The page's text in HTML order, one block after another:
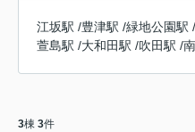
江坂駅 /豊津駅 /緑地公園駅 /
萱島駅 /大和田駅 /吹田駅 /
3棟 3件